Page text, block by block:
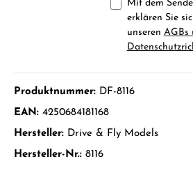
Mit dem
erklären Sie
unseren AGBs
Produktnummer: DF-8116
EAN: 4250684181168
Hersteller: Drive & Fly Models
Hersteller-Nr.: 8116